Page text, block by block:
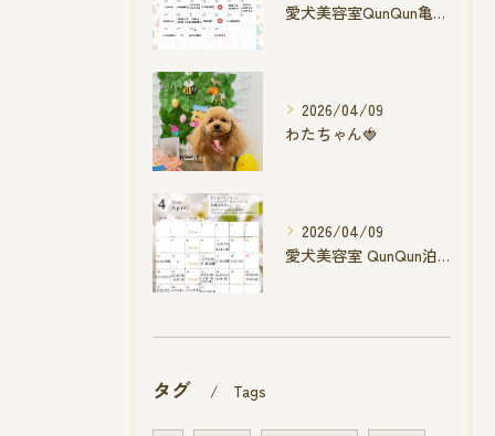
愛犬美容室QunQun亀山エコー店
2026/04/09
わたちゃん🍓
2026/04/09
愛犬美容室 QunQun泊店 4月空き状況です
タグ Tags